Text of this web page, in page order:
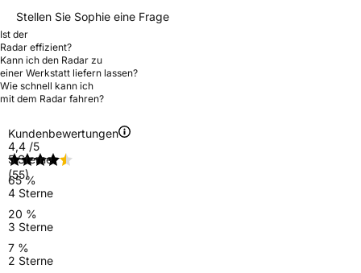
Stellen Sie Sophie eine Frage
Ist der
Radar effizient?
Kann ich den Radar zu
einer Werkstatt liefern lassen?
Wie schnell kann ich
mit dem Radar fahren?
Kundenbewertungen
4,4 /5
(55)
5 Sterne
65 %
4 Sterne
20 %
3 Sterne
7 %
2 Sterne